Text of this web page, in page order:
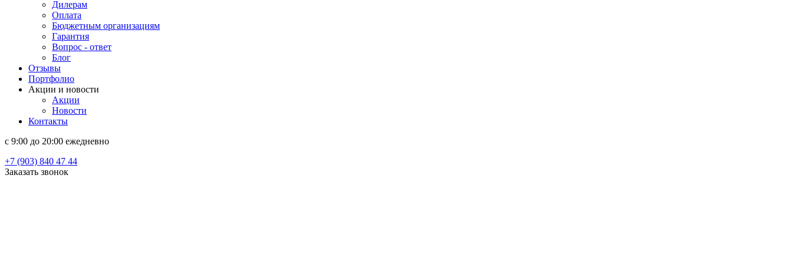
Дилерам
Оплата
Бюджетным организациям
Гарантия
Вопрос - ответ
Блог
Отзывы
Портфолио
Акции и новости
Акции
Новости
Контакты
c 9:00 до 20:00 ежедневно
+7 (903) 840 47 44
Заказать звонок